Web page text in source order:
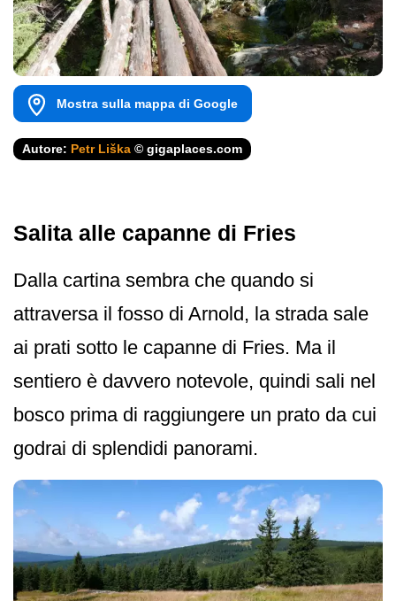
Mostra sulla mappa di Google
Autore: Petr Liška © gigaplaces.com
Salita alle capanne di Fries
Dalla cartina sembra che quando si
attraversa il fosso di Arnold, la strada sale
ai prati sotto le capanne di Fries. Ma il
sentiero è davvero notevole, quindi sali nel
bosco prima di raggiungere un prato da cui
godrai di splendidi panorami.